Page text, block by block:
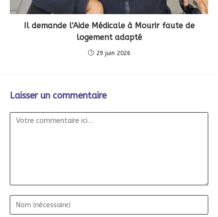
Il demande l’Aide Médicale à Mourir faute de
logement adapté
29 juin 2026
Laisser un commentaire
Commentaire
Nom